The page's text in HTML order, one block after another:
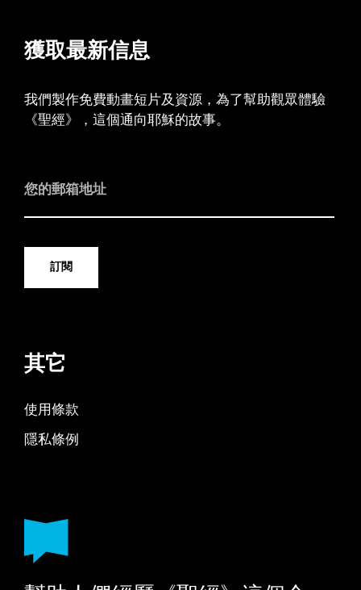
獲取最新信息
我們製作免費動畫短片及資源，為了幫助觀眾體驗
《聖經》，這個通向耶穌的故事。
訂閱
其它
使用條款
隱私條例